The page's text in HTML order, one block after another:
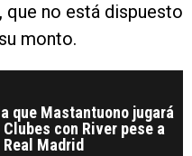
no está dispuesto
monto.
que Mastantuono jugará
con River pese a
Madrid